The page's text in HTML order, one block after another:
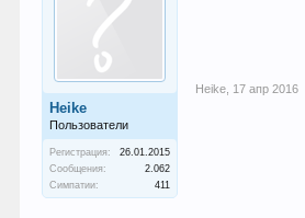
Heike
Пользователи
Регистрация:
26.01.2015
Сообщения:
2.062
Симпатии:
411
Heike 17 апр 2016